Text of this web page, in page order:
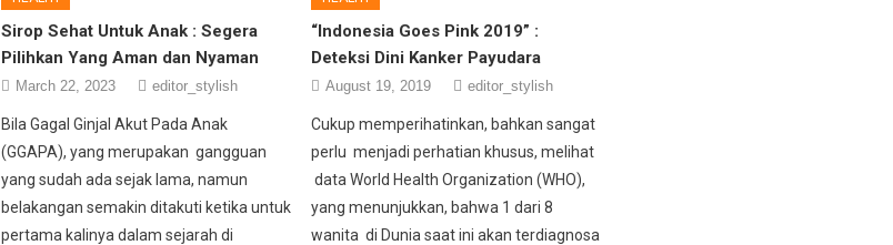
Sirop Sehat Untuk Anak : Segera
Pilihkan Yang Aman dan Nyaman
March 22, 2023 editor_stylish
Bila Gagal Ginjal Akut Pada Anak
(GGAPA), yang merupakan gangguan
yang sudah ada sejak lama, namun
belakangan semakin ditakuti ketika untuk
pertama kalinya dalam sejarah di
“Indonesia Goes Pink 2019” :
Deteksi Dini Kanker Payudara
August 19, 2019 editor_stylish
Cukup memperihatinkan, bahkan sangat
perlu menjadi perhatian khusus, melihat
data World Health Organization (WHO),
yang menunjukkan, bahwa 1 dari 8
wanita di Dunia saat ini akan terdiagnosa